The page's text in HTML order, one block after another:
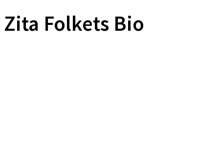
Zita Folkets Bio